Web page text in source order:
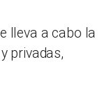
lleva a cabo la
privadas,